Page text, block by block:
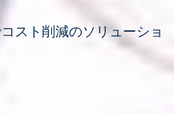
スト削減のソリューショ